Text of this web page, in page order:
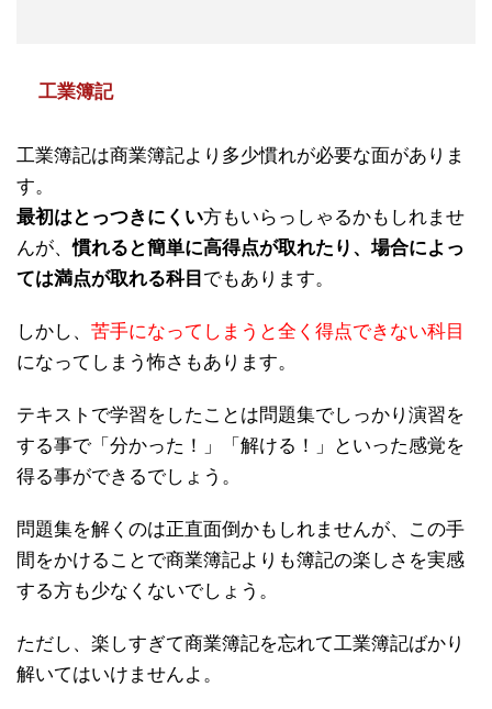
工業簿記
工業簿記は商業簿記より多少慣れが必要な面がありま
す。
最初はとっつきにくい方もいらっしゃるかもしれませ
んが、慣れると簡単に高得点が取れたり、場合によっ
ては満点が取れる科目 でもあります。
しかし、 苦手になってしまうと全く得点できない科目
になってしまう怖さもあります。
テキストで学習をしたことは問題集でしっかり演習を
する事で「分かった！」「解ける！」といった感覚を
得る事ができるでしょう。
問題集を解くのは正直面倒かもしれませんが、この手
間をかけることで商業簿記よりも簿記の楽しさを実感
する方も少なくないでしょう。
ただし、楽しすぎて商業簿記を忘れて工業簿記ばかり
解いてはいけませんよ。